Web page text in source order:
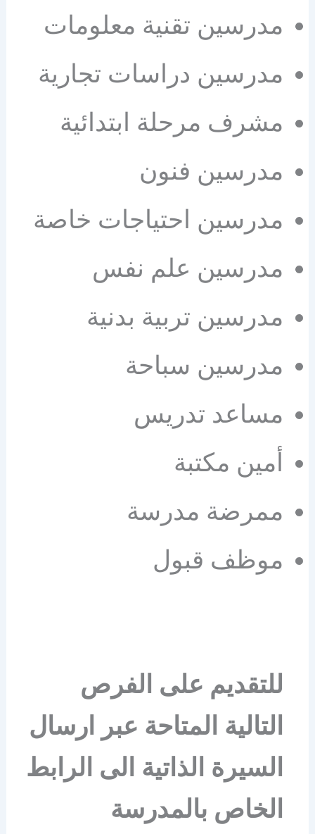
مدرسين تقنية معلومات
مدرسين دراسات تجارية
مشرف مرحلة ابتدائية
مدرسين فنون
مدرسين احتياجات خاصة
مدرسين علم نفس
مدرسين تربية بدنية
مدرسين سباحة
مساعد تدريس
أمين مكتبة
ممرضة مدرسة
موظف قبول
للتقديم على الفرص
التالية المتاحة عبر ارسال
السيرة الذاتية الى الرابط
الخاص بالمدرسة